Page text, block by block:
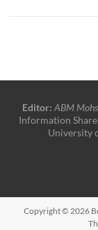
Editor: ABM
Information
University
Copyright © 2026